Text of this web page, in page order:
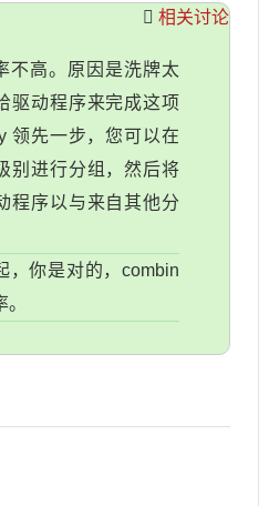
相关讨论
不高。原因是洗牌太
驱动程序来完成这项
领先一步，您可以在
别进行分组，然后将
程序以与来自其他分
，你是对的，combin